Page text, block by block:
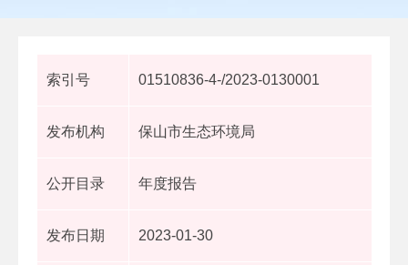
索引号 01510836-4-/2023-0130001
发布机构 保山市生态环境局
公开目录 年度报告
发布日期 2023-01-30